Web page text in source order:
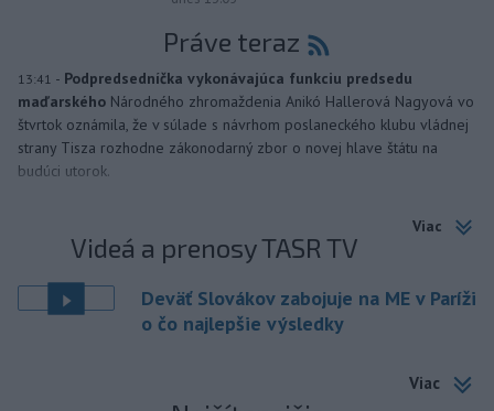
Práve teraz
13:41 - Podpredsedníčka vykonávajúca funkciu predsedu
maďarského Národného zhromaždenia Anikó Hallerová Nagyová vo
štvrtok oznámila, že v súlade s návrhom poslaneckého klubu vládnej
strany Tisza rozhodne zákonodarný zbor o novej hlave štátu na
budúci utorok.
Viac
Videá a prenosy TASR TV
Deväť Slovákov zabojuje na ME v Paríži
o čo najlepšie výsledky
Viac